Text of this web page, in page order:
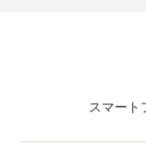
スマート